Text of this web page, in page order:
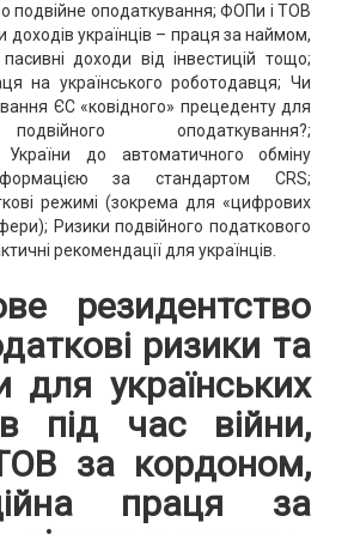
подвійне оподаткування; ФОПи і ТОВ
доходів українців – праця за наймом,
доходи від інвестицій тощо;
на українського роботодавця; Чи
ЄС «ковідного» прецеденту для
оподаткування?;
України до автоматичного обміну
за стандартом CRS;
режимі (зокрема для «цифрових
Ризики подвійного податкового
рекомендації для українців.
резидентство
ризики та
для українських
під час війни,
за кордоном,
праця за